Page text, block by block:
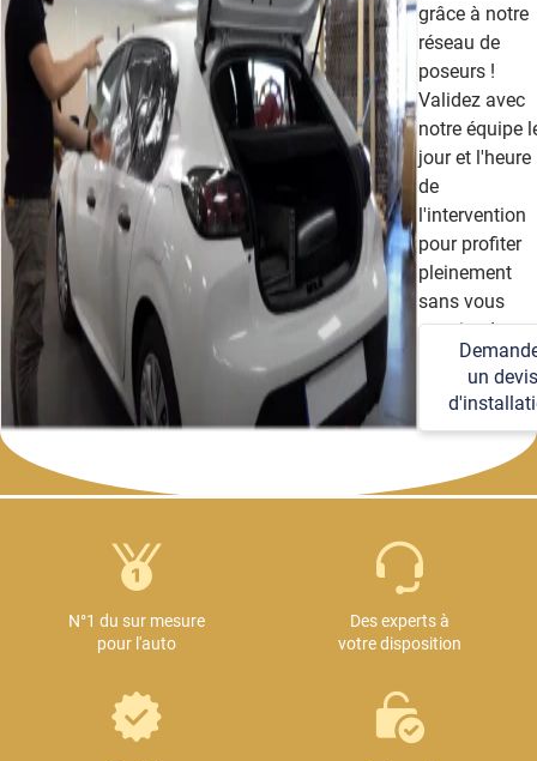
grâce à notre
réseau de
poseurs !
Validez avec
notre équipe
jour et l'heure
de
l'intervention
pour profiter
pleinement
sans vous
soucier des
détails
techniques et
logistiques.
un devis
N°1 du sur mesure
pour l'auto
Des experts à
votre disposition